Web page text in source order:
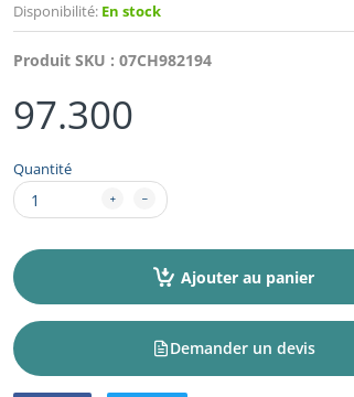
Disponibilité: En stock
Produit SKU : 07CH982194
97.300
Quantité
Ajouter au panier
Demander un devis